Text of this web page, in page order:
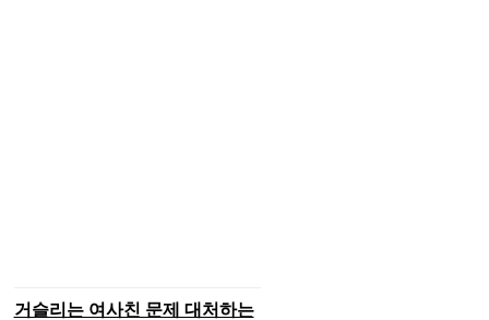
거슬리는 여사친 문제 대처하는